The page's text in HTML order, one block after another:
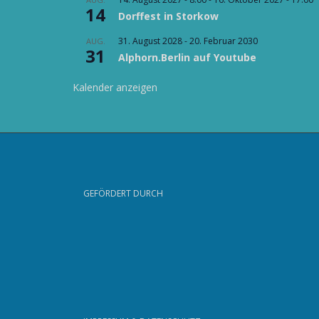
14 Dorffest in Storkow
AUG.
31
31. August 2028-20. Februar 2030
Alphorn.Berlin auf Youtube
Kalender anzeigen
GEFÖRDERT DURCH